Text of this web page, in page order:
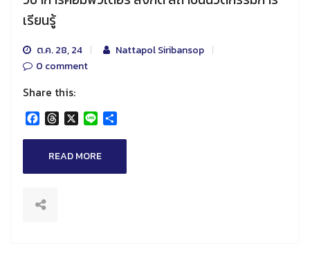
เรียนรู้
ต.ค. 28, 24
Nattapol Siribansop
0 comment
Share this:
Facebook
Threads
X Line
READ MORE